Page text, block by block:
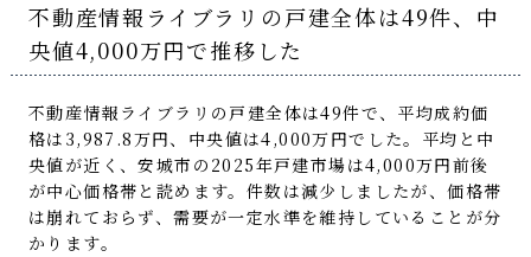
不動産情報ライブラリの戸建全体は49件、中
央値4,000万円で推移した
不動産情報ライブラリの戸建全体は49件で、平均成約価
格は3,987.8万円、中央値は4,000万円でした。平均と中
央値が近く、安城市の2025年戸建市場は4,000万円前後
が中心価格帯と読めます。件数は減少しましたが、価格帯
は崩れておらず、需要が一定水準を維持していることが分
かります。